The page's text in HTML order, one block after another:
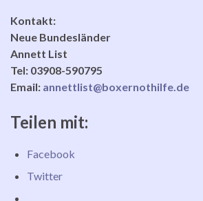
Kontakt:
Neue Bundesländer
Annett List
Tel: 03908-590795
Email: annettlist@boxernothilfe.de
Teilen mit:
Facebook
Twitter